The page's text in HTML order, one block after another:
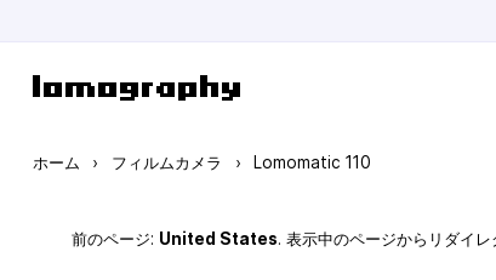
ホーム › フィルムカメラ › Lomomatic 110
前のページ: United States. 表示中のページからリダイ